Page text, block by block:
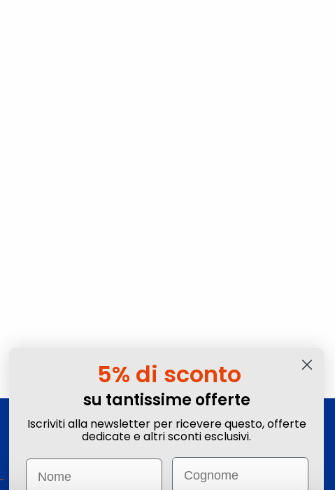
Iscriviti alla Newsletter
Ottieni sconti e vantaggi esclusivi! Subito un
-5%
su tante offerte selezionate.
5% di sconto
su tantissime offerte
Iscriviti alla newsletter per ricevere questo, offerte
dedicate e altri sconti esclusivi.
Name Email